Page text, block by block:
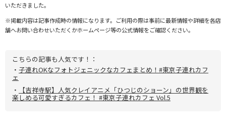
いただきました。
※掲載内容は記事作成時の情報になります。ご利用の際は事前に最新情報や詳細を各店
舗へお問い合わせいただくかホームページ等の公式情報をご確認ください。
こちらの記事も人気です！：
・ 子連れOKなフォトジェニックなカフェまとめ！#東京子連れカフ
ェ
・
【吉祥寺駅】人気クレイアニメ「ひつじのショーン」の世界観を
楽しめる可愛すぎるカフェ！ #東京子連れカフェ Vol.5